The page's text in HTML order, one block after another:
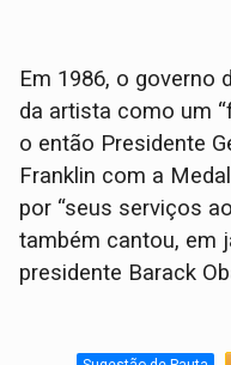
Em 1986, o governo
da artista como um
o então Presidente
Franklin com a
por “seus serviços
também cantou, em
presidente Barack